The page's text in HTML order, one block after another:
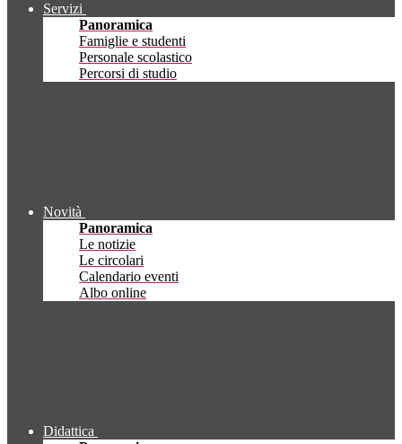
Servizi
Panoramica
Famiglie e studenti
Personale scolastico
Percorsi di studio
Novità
Panoramica
Le notizie
Le circolari
Calendario eventi
Albo online
Didattica